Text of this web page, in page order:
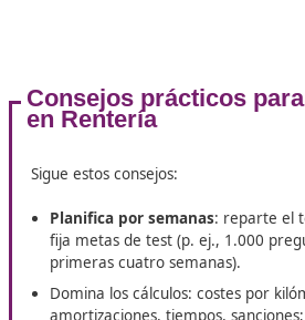
¿Quién necesita el
transporte público por
microempresas y vehículos
aunque atención: para
incorporando exigencias
conviene revisar cada caso y